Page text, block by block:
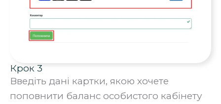
Крок 3
Введіть дані картки, якою хочете
поповнити баланс особистого кабінету